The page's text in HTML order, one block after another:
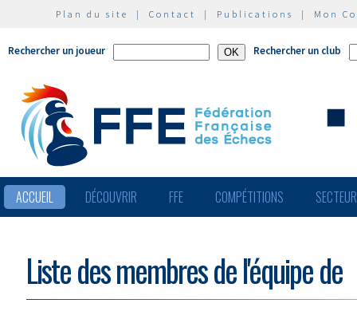
Plan du site | Contact | Publications | Mon
Rechercher un joueur Rechercher un club
ACCUEIL DÉCOUVRIR FFE COMPÉTITIONS
Liste des membres de l'équipe de